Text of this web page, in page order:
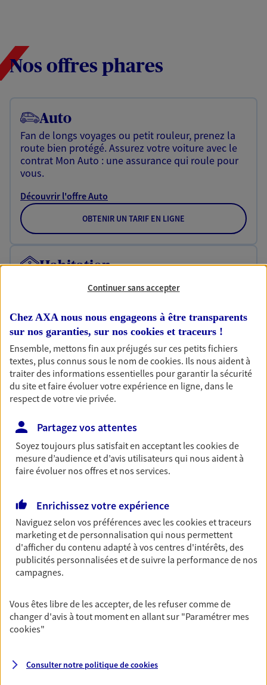
Nos offres phares
Auto
Fan de longs voyages ou petit rouleur, prenez la
route bien protégé. Assurez votre voiture avec le
contrat Mon Auto : une assurance qui roule pour
vous.
Découvrir l'offre Auto
OBTENIR UN TARIF EN LIGNE
Habitation
Votre logement est unique, comme vous. Le
contrat Ma Maison assure votre sérénité en
Découvrir l'offre Habitation
OBTENIR UN TARIF EN LIGNE
Garantie Accidents de la Vie
Bricoleuse, féru de jardinage, pâtissier en herbe
ou grande lectrice… personne n'est à l'abri d'un
accident du quotidien. Avec Ma Protection
Accident, protégez votre qualité de vie et vos
revenus.
OBTENIR UN TARIF EN LIGNE
Multirisque Entreprise
Gagnez en simplicité et en sérénité avec votre
unique pour protéger vos locaux, matériels pro,
équipements et stocks… sans oublier votre
responsabilité civile.
Continuer sans accepter
Chez AXA nous nous engageons à être transparents
sur nos garanties, sur nos cookies et traceurs !
Ensemble, mettons fin aux préjugés sur ces petits fichiers
textes, plus connus sous le nom decookies. Ils nous aident à
traiter des informations essentielles pour garantir la sécurité
du site et faire évoluer votre expérience en ligne, dans le
respect de votre vie privée.
Partagez vos attentes
Soyez toujours plus satisfait en acceptant lescookiesde
mesure d’audience et d’avis utilisateurs qui nous aident à
faire évoluer nos offres et nos services.
Enrichissez votre expérience
Naviguez selon vos préférences avec lescookies et traceurs
marketing et de personnalisation qui nous permettent
d'afficher du contenu adapté à vos centres d'intérêts, des
publicités personnalisées et de suivre la performance de nos
campagnes.
Vous êtes libre de les accepter, de les refuser comme de
changer d'avis à tout moment en allant sur "Paramétrer mes
cookies"
Consulter notre politique decookies